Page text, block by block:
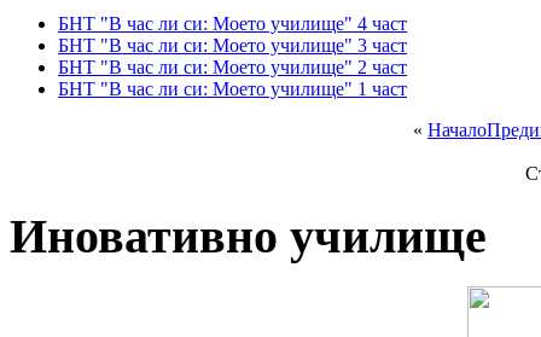
БНТ "В час ли си: Моето училище" 4 част
БНТ "В час ли си: Моето училище" 3 част
БНТ "В час ли си: Моето училище" 2 част
БНТ "В час ли си: Моето училище" 1 част
« Начало
Иновативно училище